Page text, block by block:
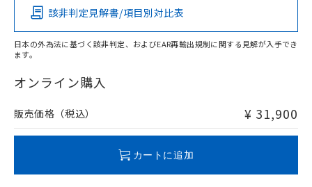
O
在庫等で未対応品が混在する可能性があります。
問い合わせください。
該非判定見解書/項目別対比表
日本の外為法に基づく該非判定、およびEAR再輸出規制に関する見解が入手でき
ます。
オンライン購入
販売価格（税込） ¥ 31,900
カートに追加